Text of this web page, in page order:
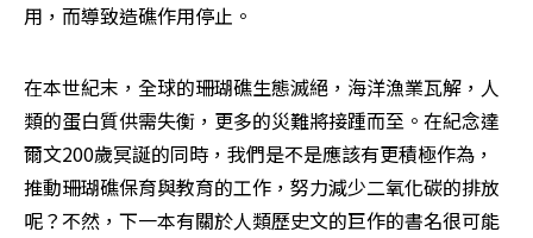
用，而導致造礁作用停止。
在本世紀末，全球的珊瑚礁生態滅絕，海洋漁業瓦解，人
類的蛋白質供需失衡，更多的災難將接踵而至。在紀念達
爾文200歲冥誕的同時，我們是不是應該有更積極作為，
推動珊瑚礁保育與教育的工作，努力減少二氧化碳的排放
呢？不然，下一本有關於人類歷史文的巨作的書名很可能